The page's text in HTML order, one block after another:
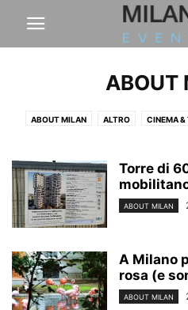
ABOUT
ABOUT MILAN ALTRO CINEMA &
LAVORO
VIAGGI &
Torre di
ABOUT MILAN
A Milano
rosa (e
ABOUT MILAN